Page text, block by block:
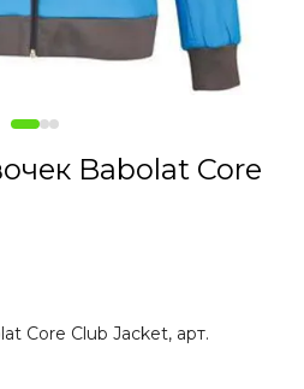
Babolat Core
Core Club Jacket, арт.